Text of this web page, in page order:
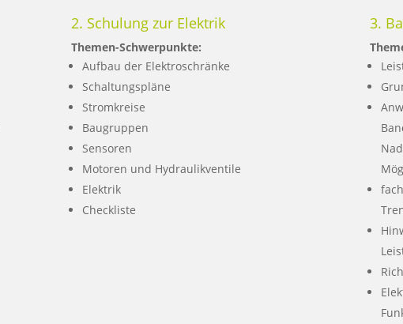
2. Schulung zur Elektrik
Themen-Schwerpunkte:
Aufbau der Elektroschränke
Schaltungspläne
Stromkreise
Baugruppen
Sensoren
Motoren und Hydraulikventile
Elektrik
Checkliste
3.